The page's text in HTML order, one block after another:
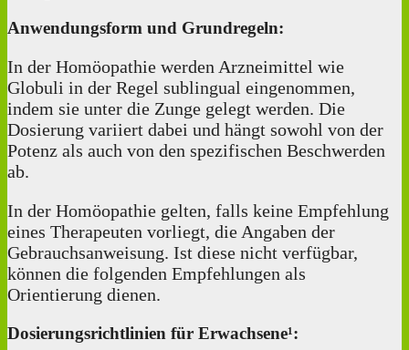
Anwendungsform und Grundregeln:
In der Homöopathie werden Arzneimittel wie
Globuli in der Regel sublingual eingenommen,
indem sie unter die Zunge gelegt werden. Die
Dosierung variiert dabei und hängt sowohl von der
Potenz als auch von den spezifischen Beschwerden
ab.
In der Homöopathie gelten, falls keine Empfehlung
eines Therapeuten vorliegt, die Angaben der
Gebrauchsanweisung. Ist diese nicht verfügbar,
können die folgenden Empfehlungen als
Orientierung dienen.
Dosierungsrichtlinien für Erwachsene¹: